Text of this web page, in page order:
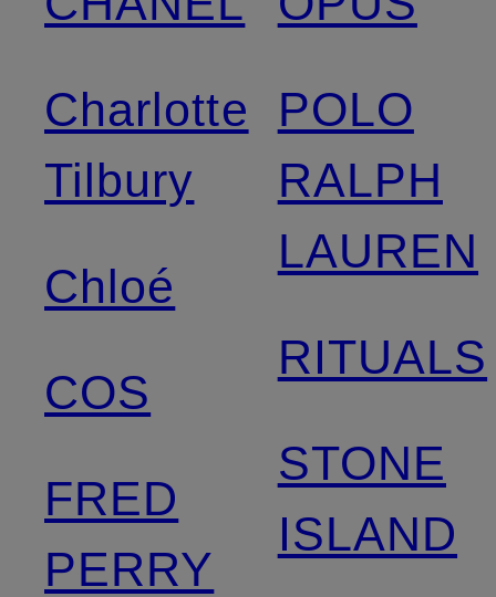
Charlotte
Tilbury
Chloé
COS
FRED
PERRY
POLO
RALPH
LAUREN
RITUALS
STONE
ISLAND